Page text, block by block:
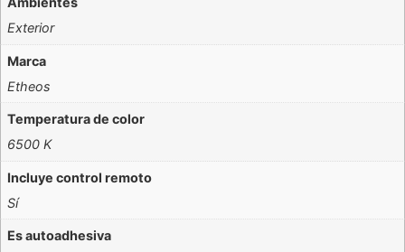
Exterior
Marca
Etheos
Temperatura de color
6500 K
Incluye control remoto
Sí
Es autoadhesiva